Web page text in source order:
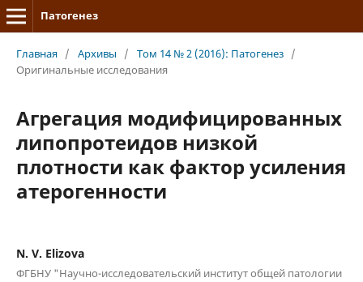
Патогенез
Главная / Архивы / Том 14 № 2 (2016): Патогенез /
Оригинальные исследования
Агрегация модифицированных
липопротеидов низкой
плотности как фактор усиления
атерогенности
N. V. Elizova
ФГБНУ "Научно-исследовательский институт общей патологии